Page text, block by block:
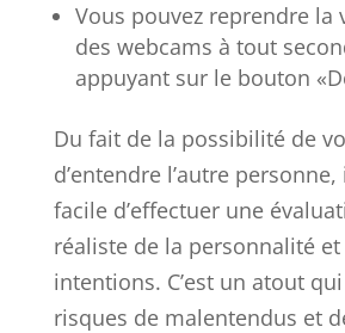
Vous pouvez reprendre la
des webcams à tout
appuyant sur le bouton
Du fait de la possibilité de
d’entendre l’autre
facile d’effectuer une
réaliste de la personnalité et
intentions. C’est un atout
risques de malentendus et